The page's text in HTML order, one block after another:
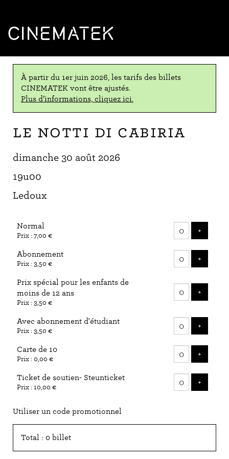
CINEMATEK
À partir du 1er juin 2026, les tarifs des billets
CINEMATEK vont être ajustés.
Plus d’informations, cliquez ici.
Le notti di Cabiria
dimanche 30 août 2026
19u00
Ledoux
Normal
Prix : 7,00 €
+
Abonnement
Prix : 3,50 €
+
Prix spécial pour les enfants de
moins de 12 ans
Prix : 3,50 €
+
Avec abonnement d'étudiant
Prix : 3,50 €
+
Carte de 10
Prix : 0,00 €
+
Ticket de soutien- Steunticket
Prix : 10,00 €
+
Utiliser un code promotionnel
Total : 0 billet